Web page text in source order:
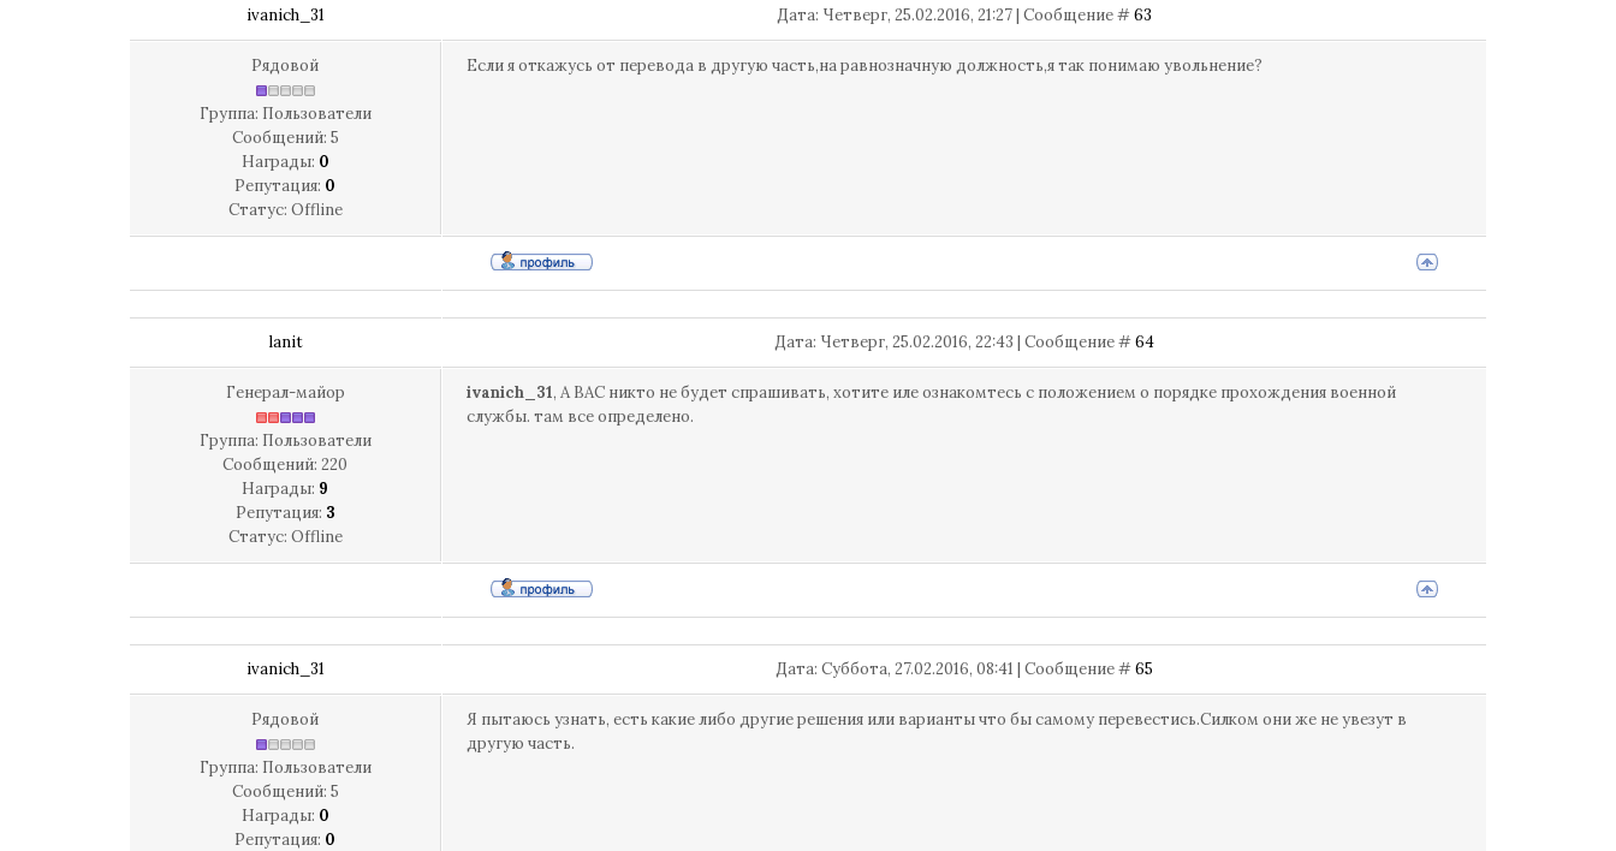
ivanich_31 Дата: Четверг, 25.02.2016, 21:27 | Сообщение #63
Рядовой
Группа: Пользователи
Сообщений: 5
Награды: 0
Репутация: 0
Статус: Offline
Если я откажусь от перевода в другую часть,на равнозначную должность,я так понимаю увольнение?
lanit Дата: Четверг, 25.02.2016, 22:43 | Сообщение #64
Генерал-майор
Группа: Пользователи
Сообщений: 220
Награды: 9
Репутация: 3
Статус: Offline
ivanich_31, А ВАС никто не будет спрашивать, хотите иле ознакомтесь с положением о порядке прохождения военной
службы. там все определено.
ivanich_31 Дата: Суббота, 27.02.2016, 08:41 | Сообщение #65
Рядовой
Группа: Пользователи
Сообщений: 5
Награды: 0
Репутация: 0
Я пытаюсь узнать, есть какие либо другие решения или варианты что бы самому перевестись.Силком они же не увезут в
другую часть.